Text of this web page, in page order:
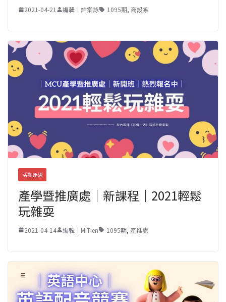
2021-04-21 編輯｜許棠詠 1095期, 商設系
活動連線
產學暨推廣處｜新課程｜2021輕鬆
玩雜耍
2021-04-14 編輯｜MITien 1095期, 產推處